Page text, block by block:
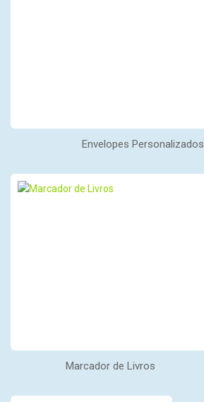
Envelopes Personalizados
Marcador de Livros